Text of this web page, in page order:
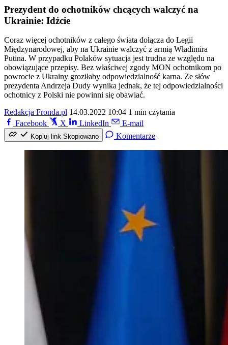
Prezydent do ochotników chcących walczyć na
Ukrainie: Idźcie
Coraz więcej ochotników z całego świata dołącza do Legii
Międzynarodowej, aby na Ukrainie walczyć z armią Władimira
Putina. W przypadku Polaków sytuacja jest trudna ze względu na
obowiązujące przepisy. Bez właściwej zgody MON ochotnikom po
powrocie z Ukrainy groziłaby odpowiedzialność karna. Ze słów
prezydenta Andrzeja Dudy wynika jednak, że tej odpowiedzialności
ochotnicy z Polski nie powinni się obawiać.
Redakcja Fronda.pl 14.03.2022 10:04 1 min czytania
Facebook
X LinkedIn E-mail
Kopiuj link Skopiowano Komentarze